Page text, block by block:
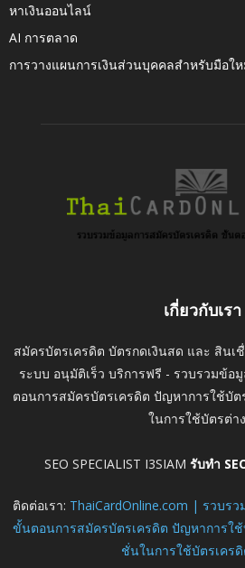
หาเงินออนไลน์
AI การตลาด
การวางแผนการเงินส่วนบุคคลสำหรับมือใ
เกี่ยวกับเรา
สมัครบัตรเครดิต บัตรกดเงินสด และ สิน
ระบบ อนุมัติเร็ว บริการฟรี - รวบรวมข้อ
ตอนการสมัครบัตรเครดิต ปัญหาการใช้บั
ในการใช้บัตรต่า
SEO SPECIALIST I3SIAM รับทำ
ติดต่อเรา: ThaiCardOnline.com | รวบร
ขั้นตอนการสมัครบัตรเครดิต ปัญหาการใ
ชั่นในการใช้บัตรเคร